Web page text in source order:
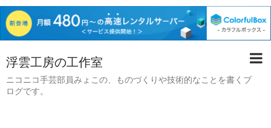
浮雲工房の工作室
ニコニコ手芸部員みょこの、ものづくりや技術的なことを書くブ
ログです。